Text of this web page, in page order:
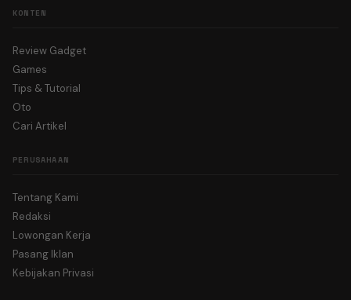
KONTEN
Review Gadget
Games
Tips & Tutorial
Oto
Cari Artikel
PERUSAHAAN
Tentang Kami
Redaksi
Lowongan Kerja
Pasang Iklan
Kebijakan Privasi